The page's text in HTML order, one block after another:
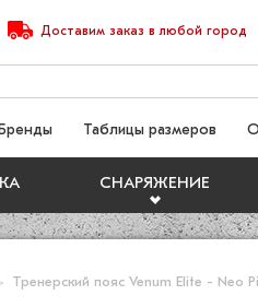
Доставим заказ в любой город
СНАРЯЖЕНИЕ
Таблицы размеров
Тренерский пояс Venum Elite - Neo